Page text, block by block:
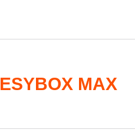
ESYBOX MAX